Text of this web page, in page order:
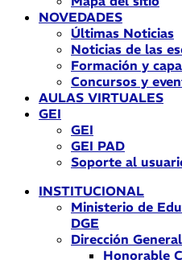
NOVEDADES
Últimas Noticias
Noticias de las
Formación y
Concursos y
AULAS VIRTUALES
GEI
GEI
GEI PAD
Soporte al
INSTITUCIONAL
Ministerio de
DGE
Dirección
Honorable